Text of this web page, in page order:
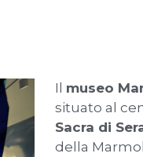
Il museo
situato al
Sacra di
della